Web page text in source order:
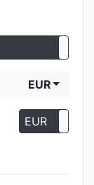
EUR
EUR